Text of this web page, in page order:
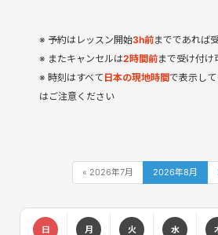
予約はレッスン開始3h前までであれば
またキャンセルは2時間前まで受け付け
時刻はすべて 日本の現地時間で表示し
はご注意ください
« 2026年7月 2026年8月
日 月 火 水